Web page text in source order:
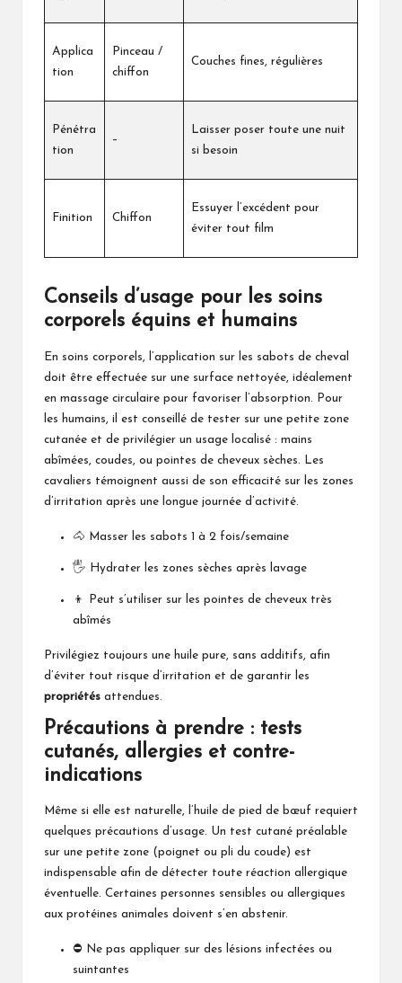
Applica
tion
Pinceau /
chiffon
Couches fines, régulières
Pénétra
tion
–
Laisser poser toute une nuit
si besoin
Finition Chiffon
Essuyer l’excédent pour
éviter tout film
Conseils d’usage pour les soins
corporels équins et humains
En soins corporels, l’application sur les sabots de cheval
doit être effectuée sur une surface nettoyée, idéalement
en massage circulaire pour favoriser l’absorption. Pour
les humains, il est conseillé de tester sur une petite zone
cutanée et de privilégier un usage localisé : mains
abîmées, coudes, ou pointes de cheveux sèches. Les
cavaliers témoignent aussi de son efficacité sur les zones
d’irritation après une longue journée d’activité.
🐴 Masser les sabots 1 à 2 fois/semaine
🖐️ Hydrater les zones sèches après lavage
👦 Peut s’utiliser sur les pointes de cheveux très
abîmés
Privilégiez toujours une huile pure, sans additifs, afin
d’éviter tout risque d’irritation et de garantir les
propriétés attendues.
Précautions à prendre : tests
cutanés, allergies et contre-
indications
Même si elle est naturelle, l’huile de pied de bœuf requiert
quelques précautions d’usage. Un test cutané préalable
sur une petite zone (poignet ou pli du coude) est
indispensable afin de détecter toute réaction allergique
éventuelle. Certaines personnes sensibles ou allergiques
aux protéines animales doivent s’en abstenir.
⛔ Ne pas appliquer sur des lésions infectées ou
suintantes